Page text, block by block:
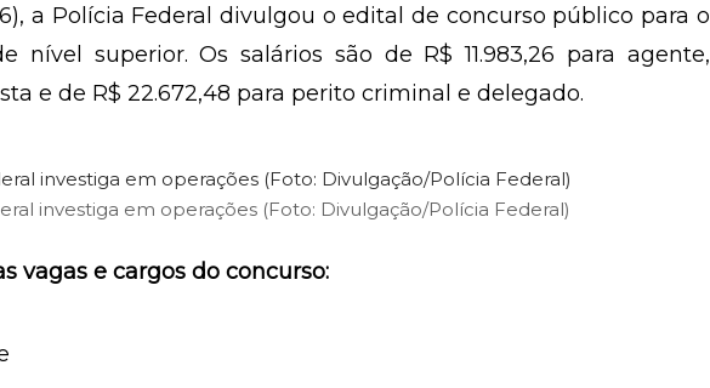
a Polícia Federal divulgou o edital de concurso público para o
nível superior. Os salários são de R$ 11.983,26 para agente,
e de R$ 22.672,48 para perito criminal e delegado.
investiga em operações (Foto: Divulgação/Polícia Federal)
vagas e cargos do concurso: